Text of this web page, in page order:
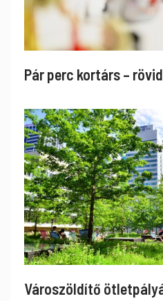
Pár perc kortárs –
Városzöldítő